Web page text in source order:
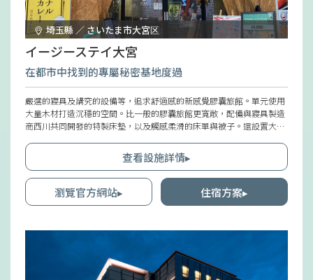
埼玉縣 ／ さいたま市大宮区
イージーステイ大宮
在都市中找到的專屬秘密基地度過
嚴選的寢具及講究的設備等，追求舒適感的新感覺膠囊旅館。單元使用
大量木材打造沉穩的空間。比一般的膠囊旅館更寬敞，配備與寢具製造
商西川共同開發的特製床墊，以及觸感柔滑的床單與被子。還設置大型
也備有取得專利的特殊施工房間。查看設施詳情▸
瀏覽官方網站▸ 住宿方案▸